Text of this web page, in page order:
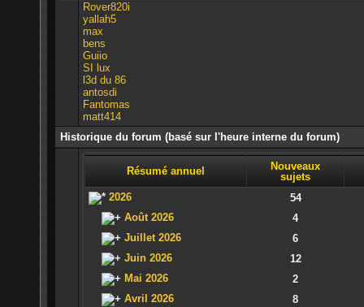
Rover820i
yallah5
max
bens
Guiio
SI lux
l3d du 86
antosdi
Fantomas
matt414
Historique du forum (basé sur l'heure interne du forum)
Résumé annuel
Nouveaux
sujets
2026
54
Août 2026
4
Juillet 2026
6
Juin 2026
12
Mai 2026
2
Avril 2026
8